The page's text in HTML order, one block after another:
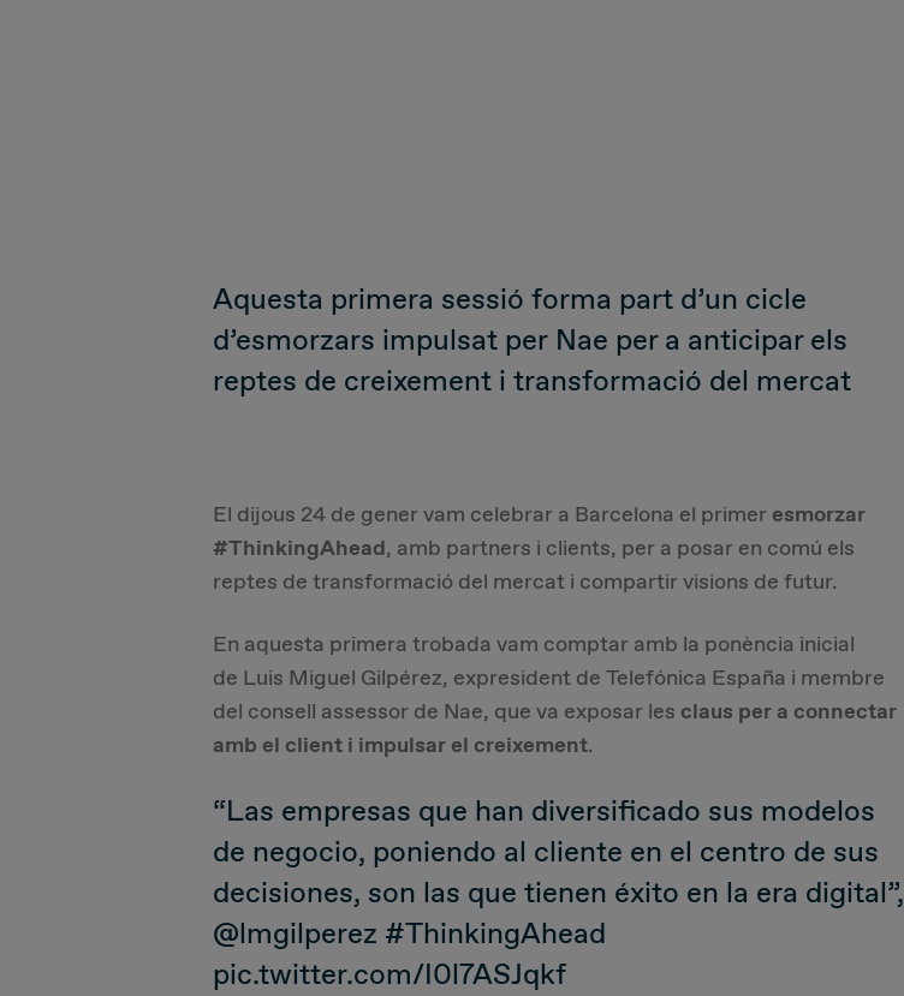
Aquesta primera sessió forma part d’un cicle
d’esmorzars impulsat per Nae per a anticipar els
reptes de creixement i transformació del mercat
El dijous 24 de gener vam celebrar a Barcelona el primer esmorzar
#ThinkingAhead, amb partners i clients, per a posar en comú els
reptes de transformació del mercat i compartir visions de futur.
En aquesta primera trobada vam comptar amb la ponència inicial
de Luis Miguel Gilpérez, expresident de Telefónica España i membre
del consell assessor de Nae, que va exposar les claus per a connectar
amb el client i impulsar el creixement.
“Las empresas que han diversificado sus modelos
de negocio, poniendo al cliente en el centro de sus
decisiones, son las que tienen éxito en la era digital”,
@lmgilperez #ThinkingAhead
pic.twitter.com/I0l7ASJqkf